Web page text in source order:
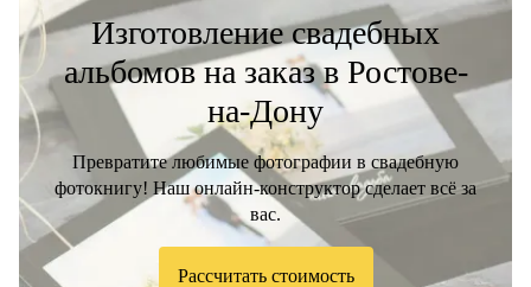
Изготовление свадебных
альбомов на заказ в Ростове-
на-Дону
Превратите любимые фотографии в свадебную
фотокнигу! Наш онлайн-конструктор сделает всё за
вас.
Рассчитать стоимость